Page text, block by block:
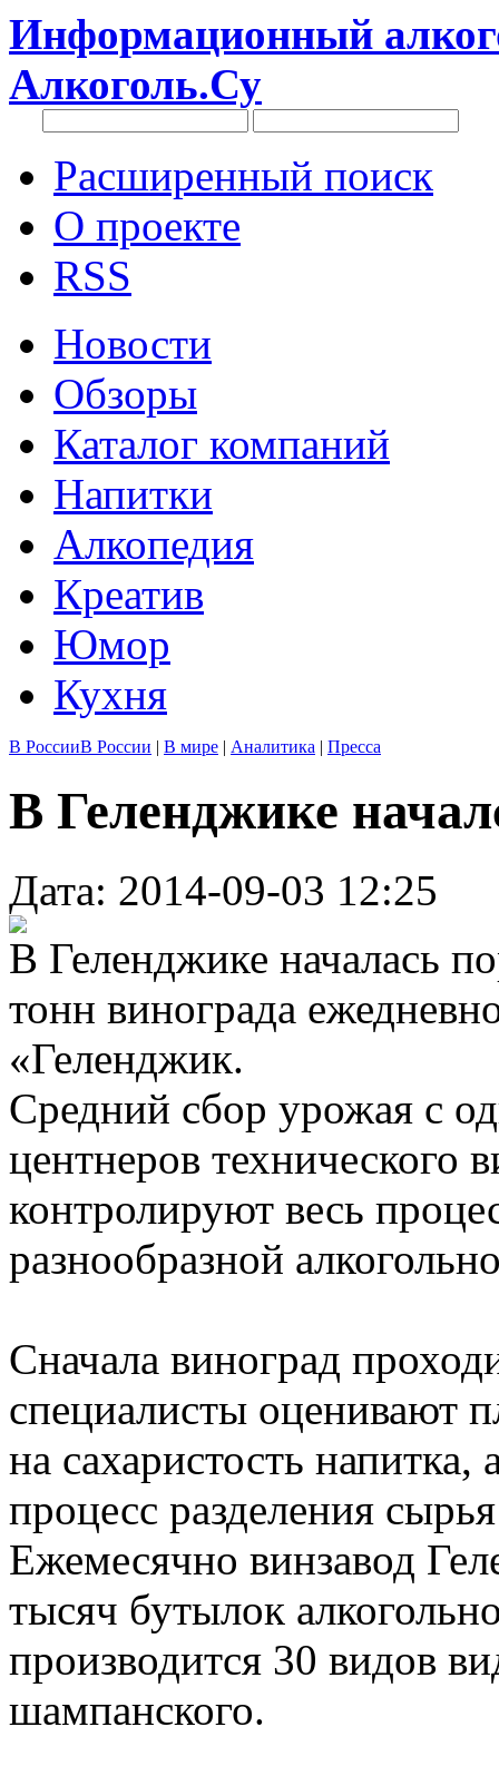
Информационный
Алкоголь.Су
Расширенный поиск
О проекте
RSS
Новости
Обзоры
Каталог компаний
Напитки
Алкопедия
Креатив
Юмор
Кухня
В РоссииВ России | В мире | Аналитика | Пресса
В Геленджике
Дата: 2014-09-03 12:25
В Геленджике началась
тонн винограда
«Геленджик.
Средний сбор урожая с
центнеров технического
контролируют весь
разнообразной
Сначала виноград
специалисты оценивают
на сахаристость напитка,
процесс разделения
Ежемесячно винзавод
тысяч бутылок
производится 30 видов
шампанского.